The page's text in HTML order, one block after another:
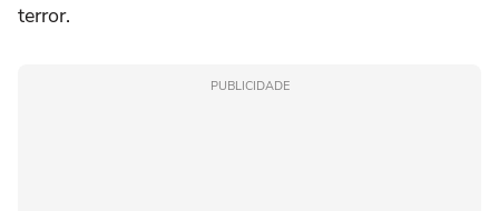
terror.
PUBLICIDADE